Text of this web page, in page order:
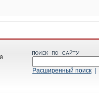
Расширенный поиск